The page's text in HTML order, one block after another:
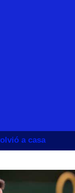
a casa